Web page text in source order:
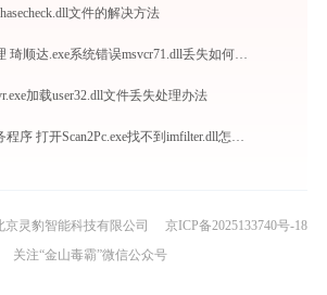
文件的解决方法
琦顺达生产管理 琦顺达.exe系统错误msvcr71.dll丢失如何解决
加载user32.dll文件丢失处理办法
三星打印机服务程序 打开Scan2Pc.exe找不到imfilter.dll怎么办
京灵豹智能科技有限公司
京ICP备2025133740号-18
关注“金山毒霸”微信公众号